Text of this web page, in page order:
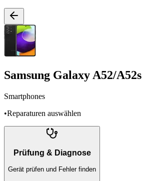
Samsung Galaxy A52/A52s
Smartphones
•Reparaturen auswählen
Prüfung & Diagnose
Gerät prüfen und Fehler finden